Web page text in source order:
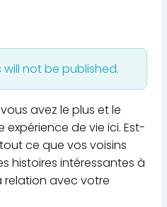
not be published.
avez le plus et le
de vie ici. Est-
ce que vos voisins
histoires intéressantes à
avec votre